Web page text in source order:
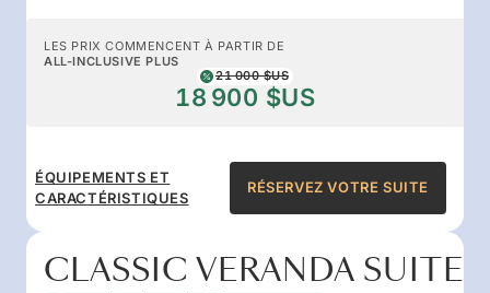
LES PRIX COMMENCENT À PARTIR DE
ALL-INCLUSIVE PLUS
21 000 $US
18 900 $US
ÉQUIPEMENTS ET
CARACTÉRISTIQUES
RÉSERVEZ VOTRE SUITE
CLASSIC VERANDA SUITE